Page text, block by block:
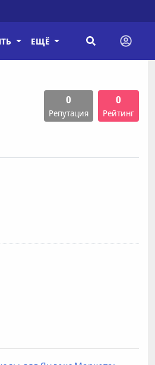
ЕЩЁ
0
Репутация
0
Рейтинг